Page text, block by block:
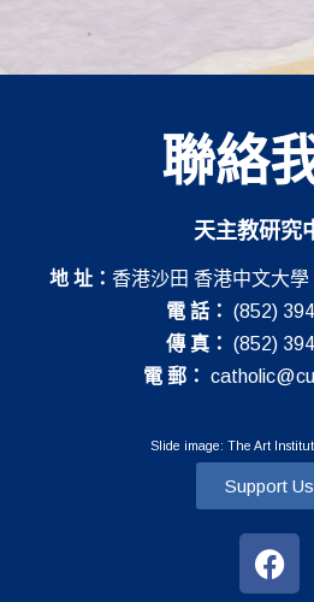
聯絡
天主教研究
地 址： 香港沙田 香港中文大
電 話： (852)
傳 真： (852)
電 郵：
Slide image: The Art
Support Us